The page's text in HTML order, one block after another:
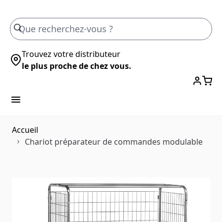
Trouvez votre distributeur
le plus proche de chez vous.
Accueil
Chariot préparateur de commandes modulable